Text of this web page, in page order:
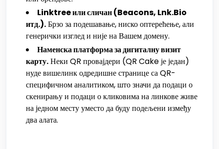
Linktree или сличан (Beacons, Lnk.Bio
итд.).Брзо за подешавање, ниско оптерећење, али
генерички изглед и није на Вашем домену.
Наменска платформа за дигиталну визит
карту.Неки QR провајдери (QR Cake је један)
нуде вишелинк одредишне странице са QR-
специфичном аналитиком, што значи да подаци о
скенирању и подаци о кликовима на линкове живе
на једном месту уместо да буду подељени између
два алата.